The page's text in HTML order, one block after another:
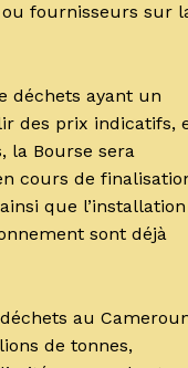
fournisseurs sur
déchets ayant un
des prix indicatifs,
la Bourse sera
cours de
que l’installation
sont déjà
au
de tonnes,